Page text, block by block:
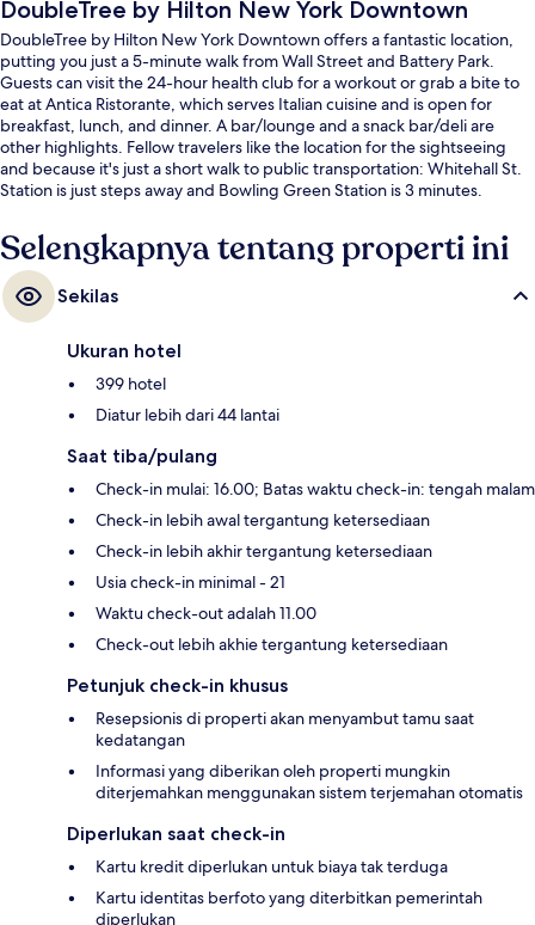
DoubleTree by Hilton New York Downtown
DoubleTree by Hilton New York Downtown offers a fantastic location,
putting you just a 5-minute walk from Wall Street and Battery Park.
Guests can visit the 24-hour health club for a workout or grab a bite to
eat at Antica Ristorante, which serves Italian cuisine and is open for
breakfast, lunch, and dinner. A bar/lounge and a snack bar/deli are
other highlights. Fellow travelers like the location for the sightseeing
and because it's just a short walk to public transportation: Whitehall St.
Station is just steps away and Bowling Green Station is 3 minutes.
Selengkapnya tentang properti ini
Sekilas
Ukuran hotel
399 hotel
Diatur lebih dari 44 lantai
Saat tiba/pulang
Check-in mulai: 16.00; Batas waktu check-in: tengah malam
Check-in lebih awal tergantung ketersediaan
Check-in lebih akhir tergantung ketersediaan
Usia check-in minimal - 21
Waktu check-out adalah 11.00
Check-out lebih akhie tergantung ketersediaan
Petunjuk check-in khusus
Resepsionis di properti akan menyambut tamu saat
kedatangan
Informasi yang diberikan oleh properti mungkin
diterjemahkan menggunakan sistem terjemahan otomatis
Diperlukan saat check-in
Kartu kredit diperlukan untuk biaya tak terduga
Kartu identitas berfoto yang diterbitkan pemerintah
diperlukan